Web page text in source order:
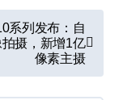
系列发布：自
摄，新增1亿
像素主摄